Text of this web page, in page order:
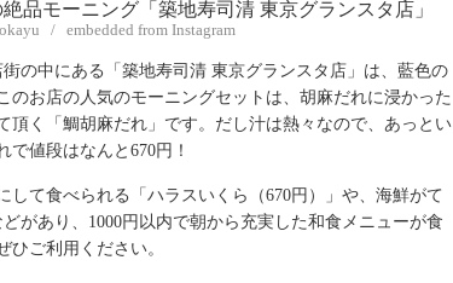
/ embedded from Instagram
の中にある「築地寿司清 東京グランスタ店」は、藍色の
お店の人気のモーニングセットは、胡麻だれに浸かった
頂く「鯛胡麻だれ」です。だし汁は熱々なので、あっとい
値段はなんと670円！
て食べられる「ハラスいくら（670円）」や、海鮮がて
があり、1000円以内で朝から充実した和食メニューが食
ご利用ください。